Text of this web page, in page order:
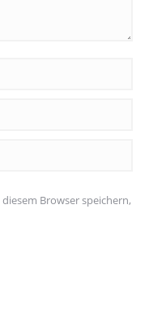
Browser speichern,